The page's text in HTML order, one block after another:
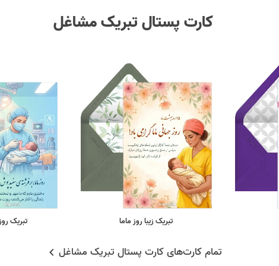
کارت پستال تبریک مشاغل
تبریک زیبا روز ماما تبریک
تمام کارت‌های کارت پستال تبریک مشاغل